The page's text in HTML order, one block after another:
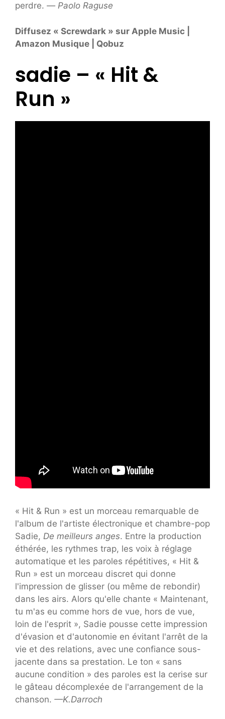
perdre. — Paolo Raguse
Diffusez « Screwdark » sur Apple Music |
Amazon Musique | Qobuz
sadie – « Hit &
Run »
« Hit & Run » est un morceau remarquable de
l'album de l'artiste électronique et chambre-pop
Sadie, De meilleurs anges. Entre la production
éthérée, les rythmes trap, les voix à réglage
automatique et les paroles répétitives, « Hit &
Run » est un morceau discret qui donne
l'impression de glisser (ou même de rebondir)
dans les airs. Alors qu'elle chante « Maintenant,
tu m'as eu comme hors de vue, hors de vue,
loin de l'esprit », Sadie pousse cette impression
d'évasion et d'autonomie en évitant l'arrêt de la
vie et des relations, avec une confiance sous-
jacente dans sa prestation. Le ton « sans
aucune condition » des paroles est la cerise sur
le gâteau décomplexée de l'arrangement de la
chanson. —K.Darroch